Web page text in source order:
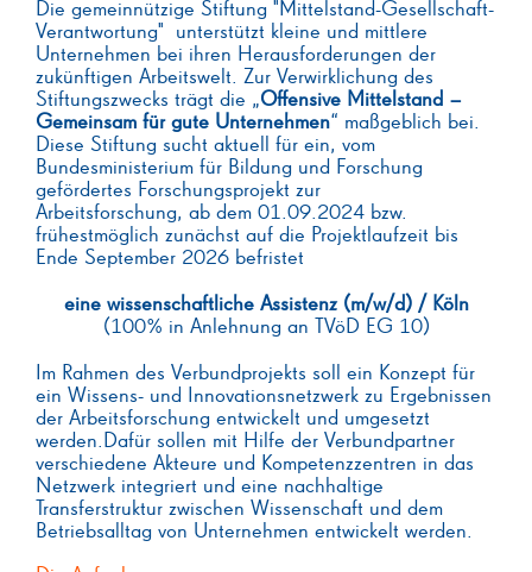
Die gemeinnützige Stiftung "Mittelstand-Gesellschaft-
Verantwortung" unterstützt kleine und mittlere
Unternehmen bei ihren Herausforderungen der
zukünftigen Arbeitswelt. Zur Verwirklichung des
Stiftungszwecks trägt die „Offensive Mittelstand –
Gemeinsam für gute Unternehmen“ maßgeblich bei.
Diese Stiftung sucht aktuell für ein, vom
Bundesministerium für Bildung und Forschung
gefördertes Forschungsprojekt zur
Arbeitsforschung, ab dem 01.09.2024 bzw.
frühestmöglich zunächst auf die Projektlaufzeit bis
Ende September 2026 befristet
eine wissenschaftliche Assistenz (m/w/d) / Köln
(100% in Anlehnung an TVöD EG 10)
Im Rahmen des Verbundprojekts soll ein Konzept für
ein Wissens- und Innovationsnetzwerk zu Ergebnissen
der Arbeitsforschung entwickelt und umgesetzt
werden.Dafür sollen mit Hilfe der Verbundpartner
verschiedene Akteure und Kompetenzzentren in das
Netzwerk integriert und eine nachhaltige
Transferstruktur zwischen Wissenschaft und dem
Betriebsalltag von Unternehmen entwickelt werden.